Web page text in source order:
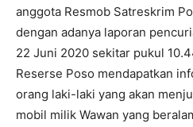
anggota Resmob Satreskrim
dengan adanya laporan
22 Juni 2020 sekitar pukul
Reserse Poso mendapatkan
orang laki-laki yang akan
mobil milik Wawan yang